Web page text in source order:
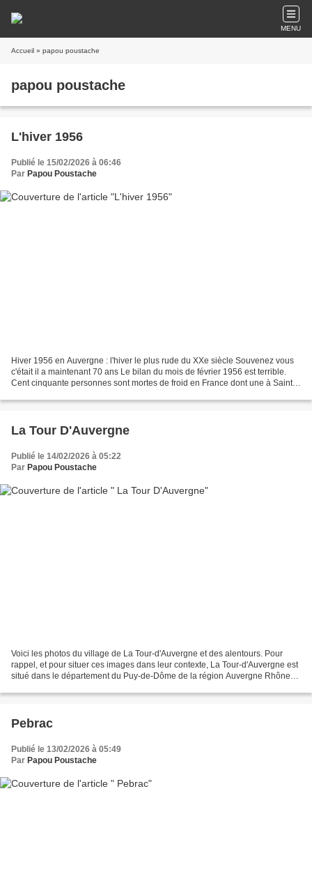
MENU
Accueil » papou poustache
papou poustache
L'hiver 1956
Publié le 15/02/2026 à 06:46
Par Papou Poustache
Hiver 1956 en Auvergne : l'hiver le plus rude du XXe siècle Souvenez vous
c'était il a maintenant 70 ans Le bilan du mois de février 1956 est terrible.
Cent cinquante personnes sont mortes de froid en France dont une à Saint-
La Tour D'Auvergne
Publié le 14/02/2026 à 05:22
Par Papou Poustache
Voici les photos du village de La Tour-d'Auvergne et des alentours. Pour
rappel, et pour situer ces images dans leur contexte, La Tour-d'Auvergne est
situé dans le département du Puy-de-Dôme de la région Auvergne Rhône
Pebrac
Publié le 13/02/2026 à 05:49
Par Papou Poustache